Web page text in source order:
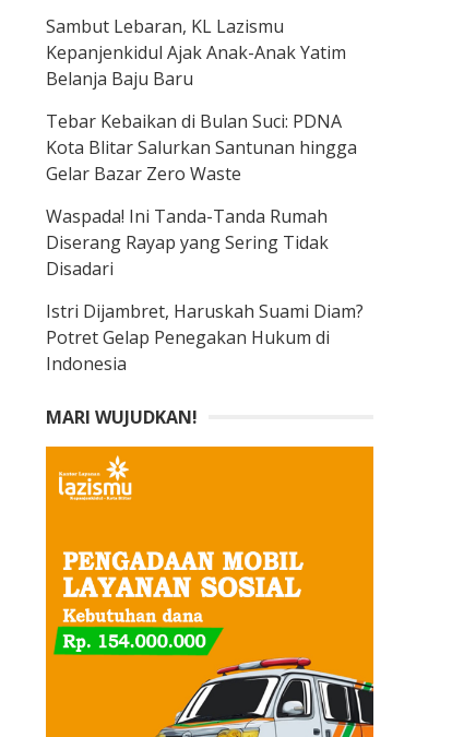
Sambut Lebaran, KL Lazismu
Kepanjenkidul Ajak Anak-Anak Yatim
Belanja Baju Baru
Tebar Kebaikan di Bulan Suci: PDNA
Kota Blitar Salurkan Santunan hingga
Gelar Bazar Zero Waste
Waspada! Ini Tanda-Tanda Rumah
Diserang Rayap yang Sering Tidak
Disadari
Istri Dijambret, Haruskah Suami Diam?
Potret Gelap Penegakan Hukum di
Indonesia
MARI WUJUDKAN!